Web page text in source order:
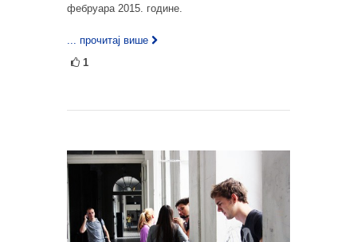
фебруара 2015. године.
... прочитај више
1